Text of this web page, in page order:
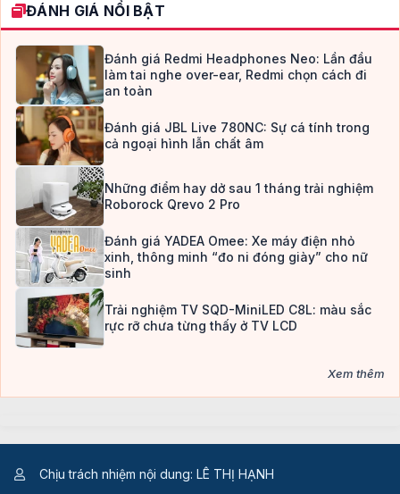
ĐÁNH GIÁ NỔI BẬT
Đánh giá Redmi Headphones Neo: Lần đầu
làm tai nghe over-ear, Redmi chọn cách đi
an toàn
Đánh giá JBL Live 780NC: Sự cá tính trong
cả ngoại hình lẫn chất âm
Những điểm hay dở sau 1 tháng trải nghiệm
Roborock Qrevo 2 Pro
Đánh giá YADEA Omee: Xe máy điện nhỏ
xinh, thông minh “đo ni đóng giày” cho nữ
sinh
Trải nghiệm TV SQD-MiniLED C8L: màu sắc
rực rỡ chưa từng thấy ở TV LCD
Xem thêm
Chịu trách nhiệm nội dung: LÊ THỊ HẠNH